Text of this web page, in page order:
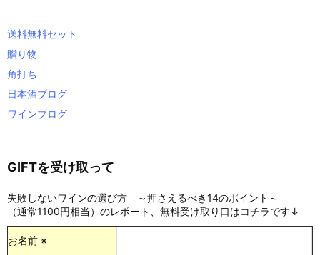
送料無料セット
贈り物
角打ち
日本酒ブログ
ワインブログ
GIFTを受け取って
失敗しないワインの選び方 ～押さえるべき14のポイント～
（通常1100円相当）のレポート、無料受け取り口はコチラです↓
お名前 ※